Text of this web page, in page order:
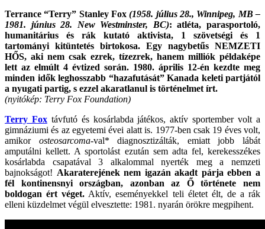
Terrance “Terry” Stanley Fox(1958. július 28., Winnipeg, MB –
1981. június 28. New Westminster, BC): atléta, parasportoló,
humanitárius és rák kutató aktivista, 1 szövetségi és 1
tartományi kitüntetés birtokosa. Egy nagybetűs NEMZETI
HŐS, aki nem csak ezrek, tízezrek, hanem milliók példaképe
lett az elmúlt 4 évtized során. 1980. április 12-én kezdte meg
minden idők leghosszabb “hazafutását” Kanada keleti partjától
a nyugati partig, s ezzel akaratlanul is történelmet írt.
(nyitókép: Terry Fox Foundation)
Terry Fox távfutó és kosárlabda játékos, aktív sportember volt a
gimnáziumi és az egyetemi évei alatt is. 1977-ben csak 19 éves volt,
amikor osteosarcoma-val* diagnosztizálták, emiatt jobb lábát
amputálni kellett. A sportolást ezután sem adta fel, kerekesszékes
kosárlabda csapatával 3 alkalommal nyerték meg a nemzeti
bajnokságot! Akaraterejének nem igazán akadt párja ebben a
fél kontinensnyi országban, azonban az Ő története nem
boldogan ért véget. Aktív, eseményekkel teli életet élt, de a rák
elleni küzdelmet végül elvesztette: 1981. nyarán örökre megpihent.